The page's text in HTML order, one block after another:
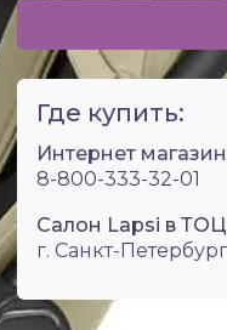
Где купить:
Интернет магазин
8-800-333-32-01
Салон Lapsi в ТОЦ
г. Санкт-